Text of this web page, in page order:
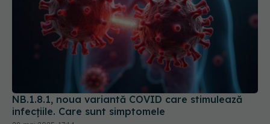
NB.1.8.1, noua variantă COVID care stimulează
infecțiile. Care sunt simptomele
28 mai 2025, 17:14